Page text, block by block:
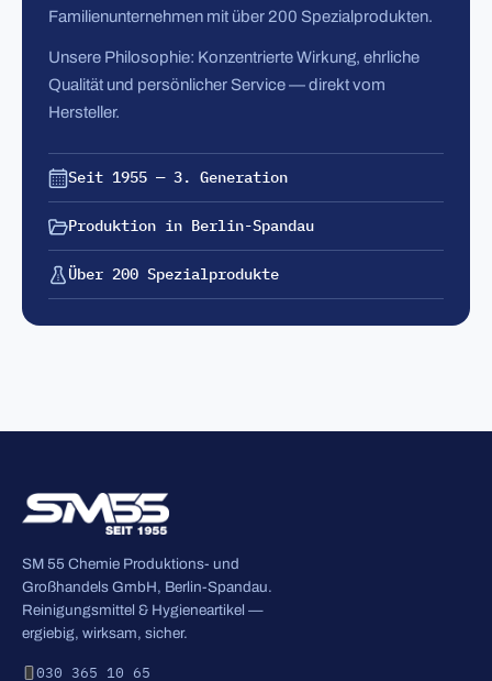
Familienunternehmen mit über 200 Spezialprodukten.
Unsere Philosophie: Konzentrierte Wirkung, ehrliche
Qualität und persönlicher Service — direkt vom
Hersteller.
Seit 1955 — 3. Generation
Produktion in Berlin-Spandau
Über 200 Spezialprodukte
SM 55 Chemie Produktions- und
Großhandels GmbH, Berlin-Spandau.
Reinigungsmittel & Hygieneartikel —
ergiebig, wirksam, sicher.
030 365 10 65